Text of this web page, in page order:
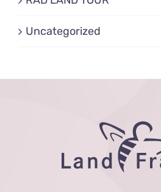
Uncategorized